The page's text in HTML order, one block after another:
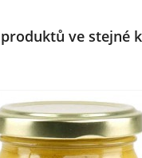
ve stejné